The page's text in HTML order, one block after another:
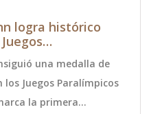
logra histórico
una medalla de
Juegos Paralímpicos
la primera